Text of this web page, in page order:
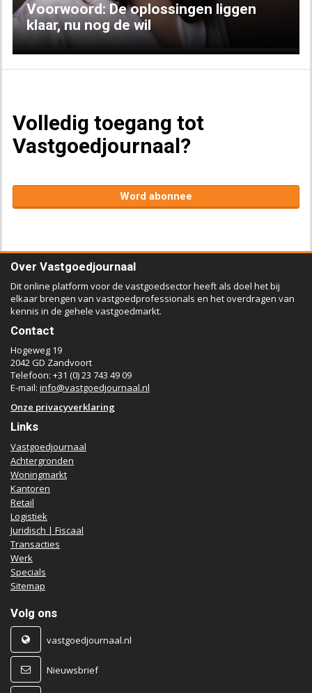
Voorwoord: De oplossingen liggen
klaar, nu nog de wil
Volledig toegang tot
Vastgoedjournaal?
Word abonnee
Over Vastgoedjournaal
Dit online platform voor de vastgoedsector heeft als doel het bij
elkaar brengen van vastgoedprofessionals en het overdragen van
kennis in de gehele vastgoedmarkt.
Contact
Hogeweg 19
2042 GD Zandvoort
Telefoon: +31 (0) 23 743 49 09
E-mail: info@vastgoedjournaal.nl
Onze privacyverklaring
Links
Vastgoedjournaal
Achtergronden
Woningmarkt
Kantoren
Retail
Logistiek
Juridisch | Fiscaal
Transacties
Werk
Specials
Sitemap
Volg ons
vastgoedjournaal.nl
Nieuwsbrief